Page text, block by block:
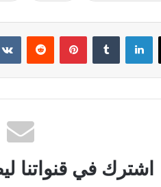
X لينكدإن بينتيريست
اشترك في قنواتنا